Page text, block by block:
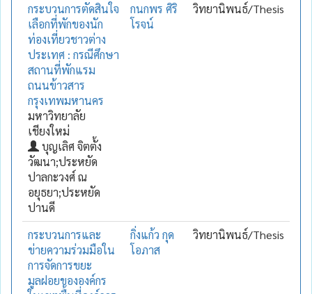
กระบวนการตัดสินใจ
เลือกที่พักของนัก
ท่องเที่ยวชาวต่าง
ประเทศ : กรณีศึกษา
สถานที่พักแรม
ถนนข้าวสาร
กรุงเทพมหานคร
มหาวิทยาลัย
เชียงใหม่
บุญเลิศ จิตตั้ง
วัฒนา;ประหยัด
ปาลกะวงศ์ ณ
อยุธยา;ประหยัด
ปานดี
กนกพร ศิริ
โรจน์
วิทยานิพนธ์/Thesis
กระบวนการและ
ข่ายความร่วมมือใน
การจัดการขยะ
มูลฝอยขององค์กร
กิ่งแก้ว กุด
โอภาส
วิทยานิพนธ์/Thesis